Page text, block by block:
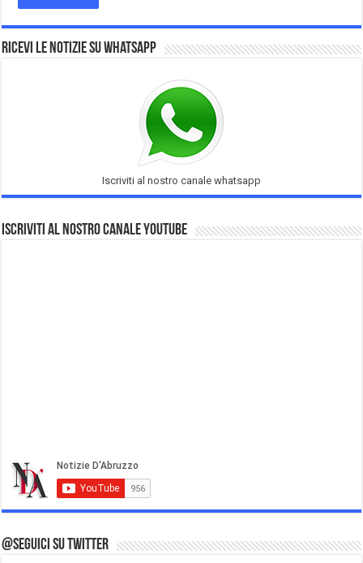
Ricevi le notizie su Whatsapp
Iscriviti al nostro canale whatsapp
Iscriviti al nostro Canale Youtube
@Seguici su Twitter